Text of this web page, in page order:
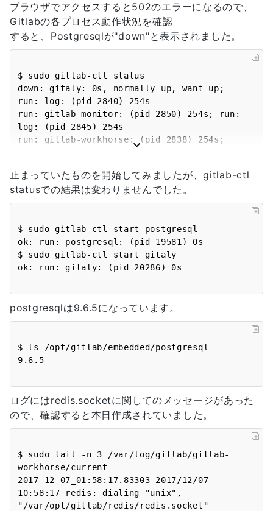
ブラウザでアクセスすると502のエラーになるので、
Gitlabの各プロセス動作状況を確認
すると、Postgresqlが"down"と表示されました。
$ sudo gitlab-ctl status
down: gitaly: 0s, normally up, want up;
run: log: (pid 2840) 254s
run: gitlab-monitor: (pid 2850) 254s; run:
log: (pid 2845) 254s
run: gitlab-workhorse: (pid 2838) 254s;
(pid 2856) 254s
run: nginx: (pid 2860) 254s; run: log: (pid
2855) 254s
log: (pid 2858) 254s
run: postgres-exporter: (pid 2848) 254s;
run: log: (pid 2844) 254s
down: postgresql: 1s, normally up, want up;
run: prometheus: (pid 2862) 254s; run: log:
(pid 2857) 254s
run: redis-exporter: (pid 2863) 254s; run:
log: (pid 2853) 254s
run: unicorn: (pid 8139) 2s; run: log: (pid
止まっていたものを開始してみましたが、gitlab-ctl
statusでの結果は変わりませんでした。
$ sudo gitlab-ctl start postgresql
ok: run: postgresql: (pid 19581) 0s
$ sudo gitlab-ctl start gitaly
postgresqlは9.6.5になっています。
$ ls /opt/gitlab/embedded/postgresql
ログにはredis.socketに関してのメッセージがあった
ので、確認すると本日作成されていました。
$ sudo tail -n 3 /var/log/gitlab/gitlab-
workhorse/current
2017-12-07_01:58:17.83303 2017/12/07
10:58:17 redis: dialing "unix",
"/var/opt/gitlab/redis/redis.socket"